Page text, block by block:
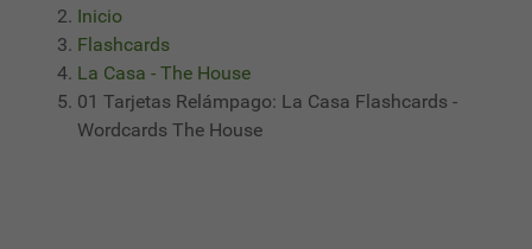
Inicio
Flashcards
La Casa - The House
01 Tarjetas Relámpago: La Casa Flashcards -
Wordcards The House